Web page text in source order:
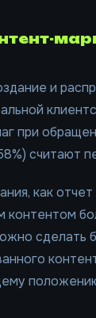
и
при
считают
как
контентом
сделать